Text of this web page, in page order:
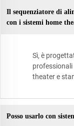
Il sequenziatore di
con i sistemi home
Sì, è
professionali
theater e
Posso usarlo con